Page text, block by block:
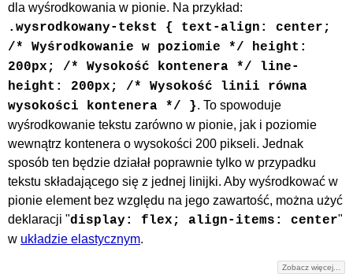
dla wyśrodkowania w pionie. Na przykład:
.wysrodkowany-tekst { text-align: center;
/* Wyśrodkowanie w poziomie */ height:
200px; /* Wysokość kontenera */ line-
height: 200px; /* Wysokość linii równa
wysokości kontenera */ }. To spowoduje
wyśrodkowanie tekstu zarówno w pionie, jak i poziomie
wewnątrz kontenera o wysokości 200 pikseli. Jednak
sposób ten będzie działał poprawnie tylko w przypadku
tekstu składającego się z jednej linijki. Aby wyśrodkować w
pionie element bez względu na jego zawartość, można użyć
deklaracji "display: flex; align-items: center"
w układzie elastycznym.
Zobacz więcej...